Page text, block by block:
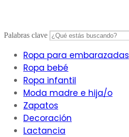
Palabras clave
Ropa para embarazadas
Ropa bebé
Ropa infantil
Moda madre e hija/o
Zapatos
Decoración
Lactancia